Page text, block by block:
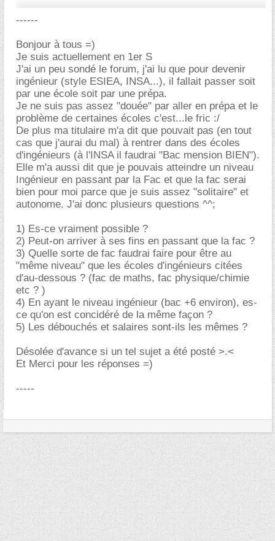
------
Bonjour à tous =)
Je suis actuellement en 1er S
J'ai un peu sondé le forum, j'ai lu que pour devenir
ingénieur (style ESIEA, INSA...), il fallait passer soit
par une école soit par une prépa.
Je ne suis pas assez "douée" par aller en prépa et le
problème de certaines écoles c'est...le fric :/
De plus ma titulaire m'a dit que pouvait pas (en tout
cas que j'aurai du mal) à rentrer dans des écoles
d'ingénieurs (à l'INSA il faudrai "Bac mension BIEN").
Elle m'a aussi dit que je pouvais atteindre un niveau
Ingénieur en passant par la Fac et que la fac serai
bien pour moi parce que je suis assez "solitaire" et
autonome. J'ai donc plusieurs questions ^^;
1) Es-ce vraiment possible ?
2) Peut-on arriver à ses fins en passant que la fac ?
3) Quelle sorte de fac faudrai faire pour être au
"même niveau" que les écoles d'ingénieurs citées
d'au-dessous ? (fac de maths, fac physique/chimie
etc ? )
4) En ayant le niveau ingénieur (bac +6 environ), es-
ce qu'on est concidéré de la même façon ?
5) Les débouchés et salaires sont-ils les mêmes ?
Désolée d'avance si un tel sujet a été posté >.<
Et Merci pour les réponses =)
-----